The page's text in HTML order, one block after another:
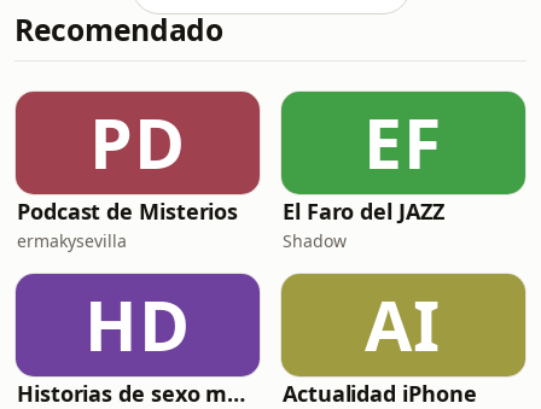
Recomendado
PD
Podcast de Misterios
ermakysevilla
EF
El Faro del JAZZ
Shadow
HD
Historias de sexo muy intensas y calientes
AI
Actualidad iPhone